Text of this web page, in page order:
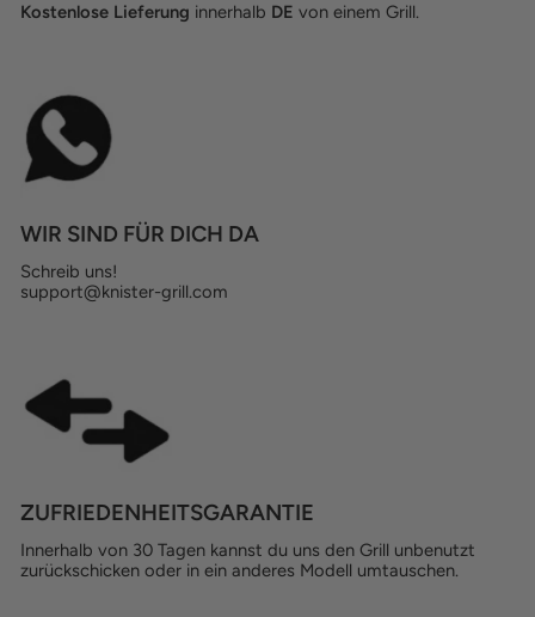
Kostenlose Lieferung innerhalb DE von einem Grill.
WIR SIND FÜR DICH DA
Schreib uns!
support@knister-grill.com
ZUFRIEDENHEITSGARANTIE
Innerhalb von 30 Tagen kannst du uns den Grill unbenutzt
zurückschicken oder in ein anderes Modell umtauschen.